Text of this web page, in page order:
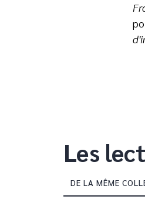
Les
DE LA MÊME